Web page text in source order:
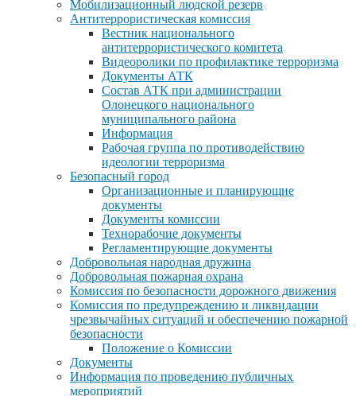
Мобилизационный людской резерв
Антитеррористическая комиссия
Вестник национального
антитеррористического комитета
Видеоролики по профилактике терроризма
Документы АТК
Состав АТК при администрации
Олонецкого национального
муниципального района
Информация
Рабочая группа по противодействию
идеологии терроризма
Безопасный город
Организационные и планирующие
документы
Документы комиссии
Технорабочие документы
Регламентирующие документы
Добровольная народная дружина
Добровольная пожарная охрана
Комиссия по безопасности дорожного движения
Комиссия по предупреждению и ликвидации
чрезвычайных ситуаций и обеспечению пожарной
безопасности
Положение о Комиссии
Документы
Информация по проведению публичных
мероприятий